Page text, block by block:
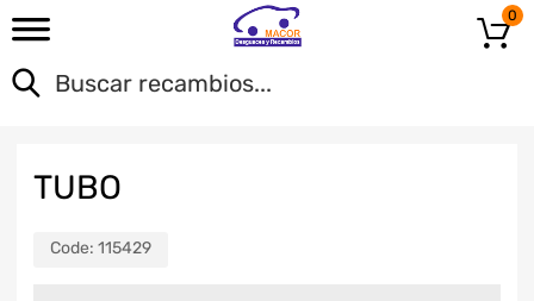
0
TUBO
Code: 115429